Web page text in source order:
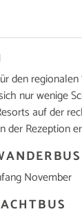
den
nur wenige
auf der
der Rezeption
November